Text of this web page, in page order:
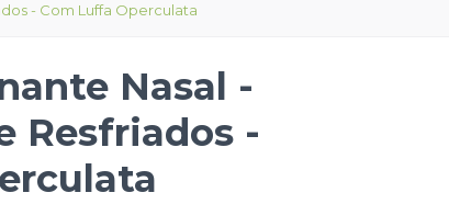
- Com Luffa Operculata
Nasal -
Resfriados -